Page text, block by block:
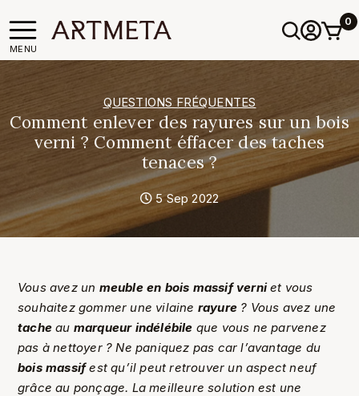
MENU
0
QUESTIONS FRÉQUENTES
Comment enlever des rayures sur un bois
verni ? Comment éffacer des taches
tenaces ?
5 Sep 2022
Vous avez un meuble en bois massif verniet vous
souhaitez gommer une vilaine rayure ? Vous avez une
tache au marqueur indélébile que vous ne parvenez
pas à nettoyer ? Ne paniquez pas car l’avantage du
bois massifest qu’il peut retrouver un aspect neuf
grâce au ponçage. La meilleure solution est une